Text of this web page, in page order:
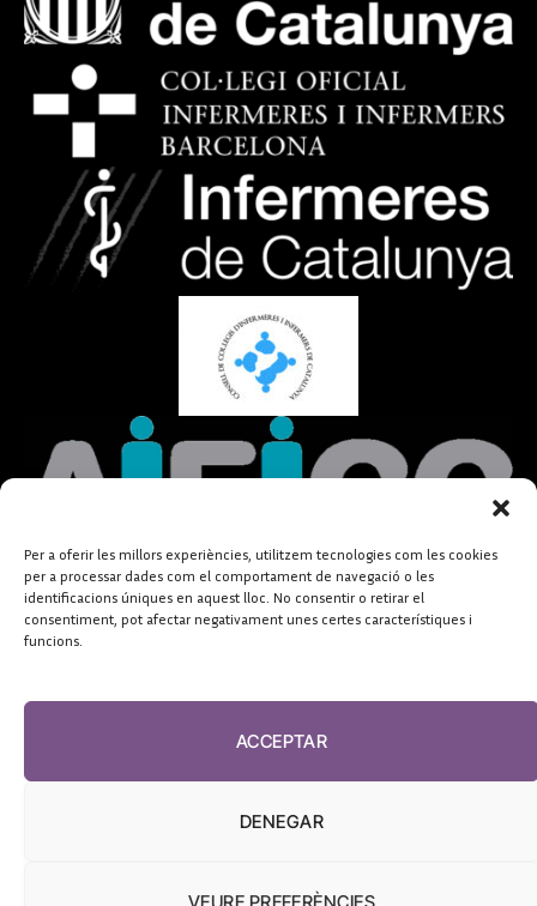
Per a oferir les millors experiències, utilitzem tecnologies com les cookies
per a processar dades com el comportament de navegació o les
identificacions úniques en aquest lloc. No consentir o retirar el
consentiment, pot afectar negativament unes certes característiques i
funcions.
ACCEPTAR
DENEGAR
VEURE PREFERÈNCIES